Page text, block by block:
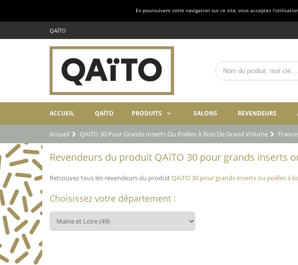
En poursuivant votre navigation sur ce site, vous acceptez
QAÏTO
ACCUEIL QAÏTO PRODUITS SALONS REVENDEURS
Accueil QAïTO 30 Pour Grands Inserts Ou Poêles À Bois De Grand Volume France
Revendeurs du produit QAïTO 30 pour grands inserts
Retrouvez tous les revendeurs du produitQAïTO 30 pour grands inserts ou poêles à
Choisissez votre département :